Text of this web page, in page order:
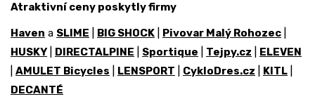
Atraktivní ceny poskytly firmy
Haven a SLIME BIG SHOCK Pivovar Malý Rohozec
HUSKY
DIRECTALPINE Sportique Tejpy.cz
ELEVEN
AMULET Bicycles LENSPORT CykloDres.cz KITL
DECANTÉ